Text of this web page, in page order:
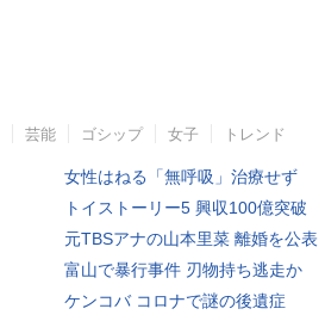
芸能 ゴシップ 女子 トレンド
女性はねる「無呼吸」治療せず
トイストーリー5 興収100億突破
元TBSアナの山本里菜 離婚を公表
富山で暴行事件 刃物持ち逃走か
ケンコバ コロナで謎の後遺症